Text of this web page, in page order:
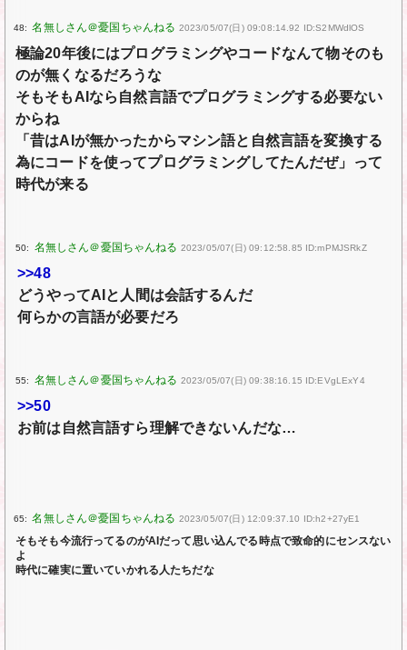
48: 2023/05/07(日) 09:08:14.92 ID:S2MWdlOS
極論20年後にはプログラミングやコードなんて物そのも
のが無くなるだろうな
そもそもAIなら自然言語でプログラミングする必要ない
からね
「昔はAIが無かったからマシン語と自然言語を変換する
為にコードを使ってプログラミングしてたんだぜ」って
時代が来る
50: 2023/05/07(日) 09:12:58.85 ID:mPMJSRkZ
>>48
どうやってAIと人間は会話するんだ
何らかの言語が必要だろ
55: 2023/05/07(日) 09:38:16.15 ID:EVgLExY4
>>50
お前は自然言語すら理解できないんだな…
65: 2023/05/07(日) 12:09:37.10 ID:h2+27yE1
そもそも今流行ってるのがAIだって思い込んでる時点で致命的にセンスない
よ
時代に確実に置いていかれる人たちだな